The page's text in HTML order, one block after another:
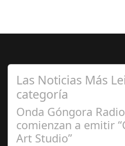
Las Noticias Más
categoría
Onda Góngora
comienzan a emitir
Art Studio”